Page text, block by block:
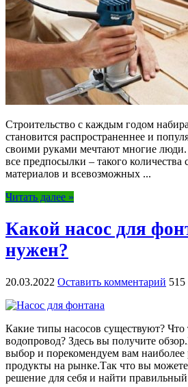
Строительство с каждым годом
становится распространеннее и
своими руками мечтают многие люди.
все предпосылки – такого количества
материалов и всевозможных ...
Читать далее »
Какой насос для
нужен?
20.03.2022 Оставить комментарий
Какие типы насосов существуют? Что
водопровод? Здесь вы получите
выбор и порекомендуем вам наиболее
продукты на рынке.Так что вы
решение для себя и найти правильный